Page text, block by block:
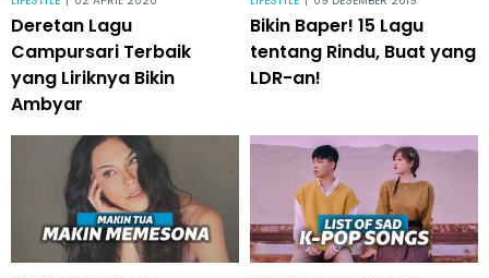
Deretan Lagu
Campursari Terbaik
yang Liriknya Bikin
Ambyar
Bikin Baper! 15 Lagu
tentang Rindu, Buat yang
LDR-an!